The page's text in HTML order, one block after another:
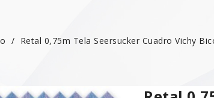
Retal 0,75m Tela Seersucker Cuadro Vichy